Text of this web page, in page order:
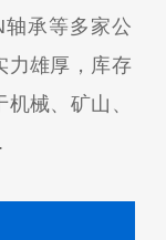
轴承等多家公
力雄厚，库存
械、矿山、